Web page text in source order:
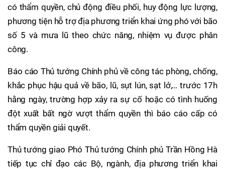
có thẩm quyền, chủ động điều phối, huy động lực lượng,
phương tiện hỗ trợ địa phương triển khai ứng phó với bão
số 5 và mưa lũ theo chức năng, nhiệm vụ được phân
công.
Báo cáo Thủ tướng Chính phủ về công tác phòng, chống,
khắc phục hậu quả về bão, lũ, sụt lún, sạt lở,… trước 17h
hằng ngày, trường hợp xảy ra sự cố hoặc có tình huống
đột xuất bất ngờ vượt thẩm quyền thì báo cáo cấp có
thẩm quyền giải quyết.
Thủ tướng giao Phó Thủ tướng Chính phủ Trần Hồng Hà
tiếp tục chỉ đạo các Bộ, ngành, địa phương triển khai